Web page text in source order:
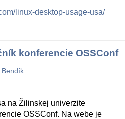
linux-desktop-usage-usa/
konferencie OSSConf
Bendík
na Žilinskej univerzite
OSSConf. Na webe je